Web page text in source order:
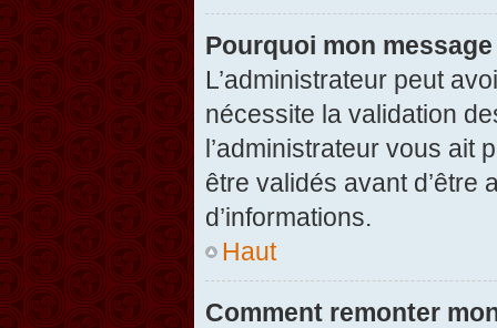
Pourquoi mon
L’administrateur peut
nécessite la validation
l’administrateur vous ait
être validés avant d’être
d’informations.
Haut
Comment remonter